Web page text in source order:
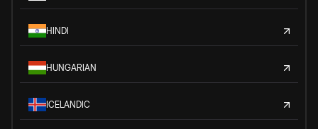
HINDI
HUNGARIAN
ICELANDIC